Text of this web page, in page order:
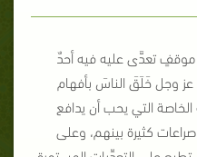
موقفٍ تعدَّى عليه فيه أحدٌ
وجل خَلَقَ الناسَ بأفهام
التي يحب أن يدافع
صراعات كثيرة بينهم، وعلى